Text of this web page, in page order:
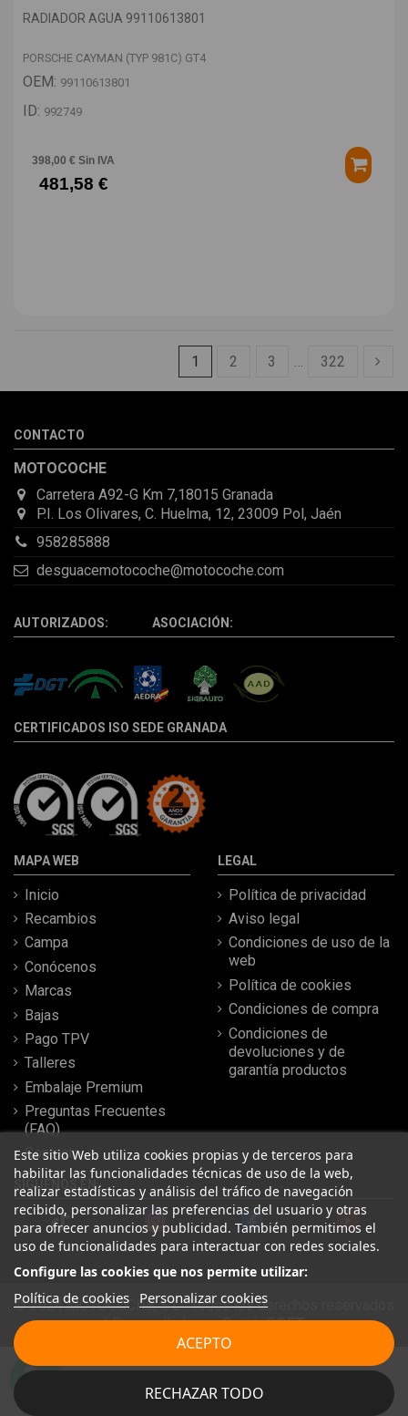
RADIADOR AGUA 99110613801
PORSCHE CAYMAN (TYP 981C) GT4
OEM: 99110613801
ID: 992749
398,00 € Sin IVA
481,58 €
1 2 3 322
CONTACTO
MOTOCOCHE
Carretera A92-G Km 7,18015 Granada
P.I. Los Olivares, C. Huelma, 12, 23009 Pol, Jaén
958285888
desguacemotocoche@motocoche.com
AUTORIZADOS: ASOCIACIÓN:
CERTIFICADOS ISO SEDE GRANADA
MAPA WEB
Inicio
Recambios
Campa
Conócenos
Marcas
Bajas
Pago TPV
Talleres
Embalaje Premium
Preguntas Frecuentes
(FAQ)
Contacto
LEGAL
Política de privacidad
Aviso legal
Condiciones de uso de la
web
Política de cookies
Condiciones de compra
Condiciones de
devoluciones y de
garantía productos
Este sitio Web utiliza cookies propias y de terceros para
habilitar las funcionalidades técnicas de uso de la web,
realizar estadísticas y análisis del tráfico de navegación
recibido, personalizar las preferencias del usuario y otras
para ofrecer anuncios y publicidad. También permitimos el
uso de funcionalidades para interactuar con redes sociales.
Configure las cookies que nos permite utilizar:
Política de cookies Personalizar cookies
RECHAZAR TODO
ACEPTO
SÍGUENOS EN
© 2024 MOTOCOCHE, S.L . Todos los derechos reservados
| Desarrollado porSeintoSOFT